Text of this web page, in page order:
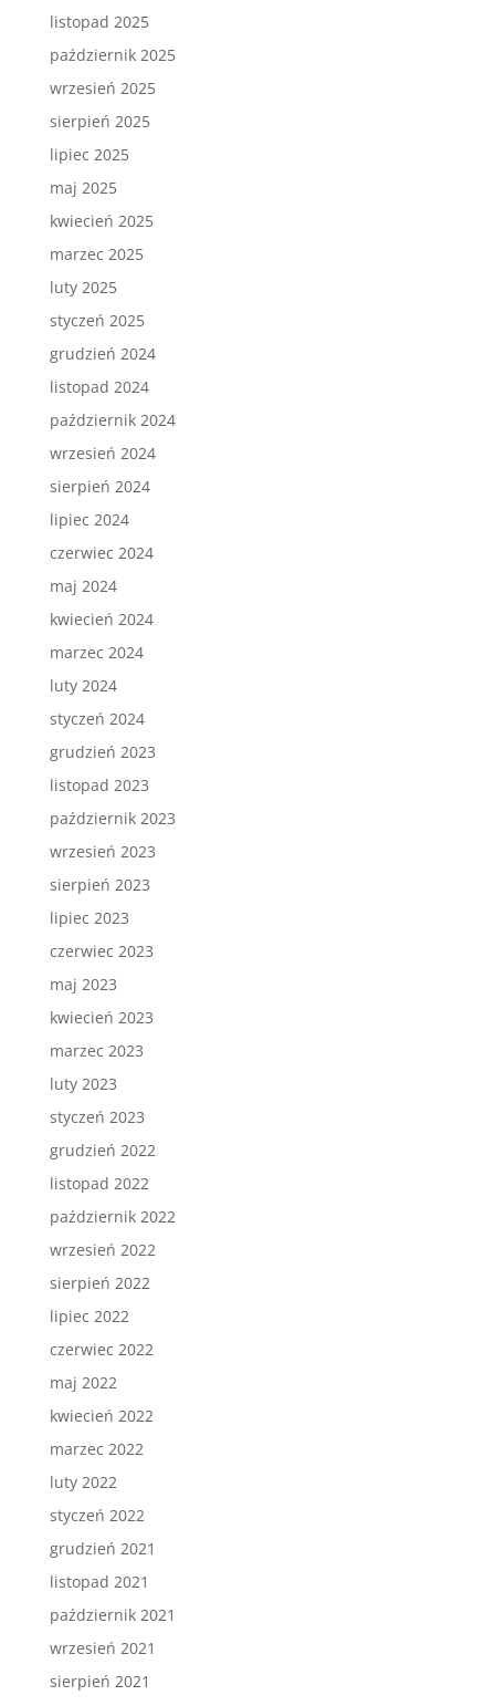
listopad 2025
październik 2025
wrzesień 2025
sierpień 2025
lipiec 2025
maj 2025
kwiecień 2025
marzec 2025
luty 2025
styczeń 2025
grudzień 2024
listopad 2024
październik 2024
wrzesień 2024
sierpień 2024
lipiec 2024
czerwiec 2024
maj 2024
kwiecień 2024
marzec 2024
luty 2024
styczeń 2024
grudzień 2023
listopad 2023
październik 2023
wrzesień 2023
sierpień 2023
lipiec 2023
czerwiec 2023
maj 2023
kwiecień 2023
marzec 2023
luty 2023
styczeń 2023
grudzień 2022
listopad 2022
październik 2022
wrzesień 2022
sierpień 2022
lipiec 2022
czerwiec 2022
maj 2022
kwiecień 2022
marzec 2022
luty 2022
styczeń 2022
grudzień 2021
listopad 2021
październik 2021
wrzesień 2021
sierpień 2021